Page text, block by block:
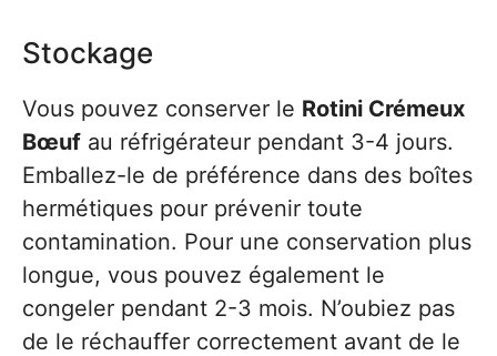
Stockage
Vous pouvez conserver le Rotini Crémeux
Bœuf au réfrigérateur pendant 3-4 jours.
Emballez-le de préférence dans des boîtes
hermétiques pour prévenir toute
contamination. Pour une conservation plus
longue, vous pouvez également le
congeler pendant 2-3 mois. N’oubiez pas
de le réchauffer correctement avant de le